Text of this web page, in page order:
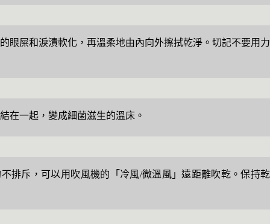
眼屎和淚漬軟化，再溫柔地由內向外擦拭乾淨。切記不要用力
在一起，變成細菌滋生的溫床。
排斥，可以用吹風機的「冷風/微溫風」遠距離吹乾。保持乾